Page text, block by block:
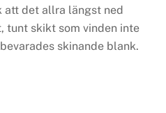
det allra längst ned
tunt skikt som vinden inte
skinande blank.